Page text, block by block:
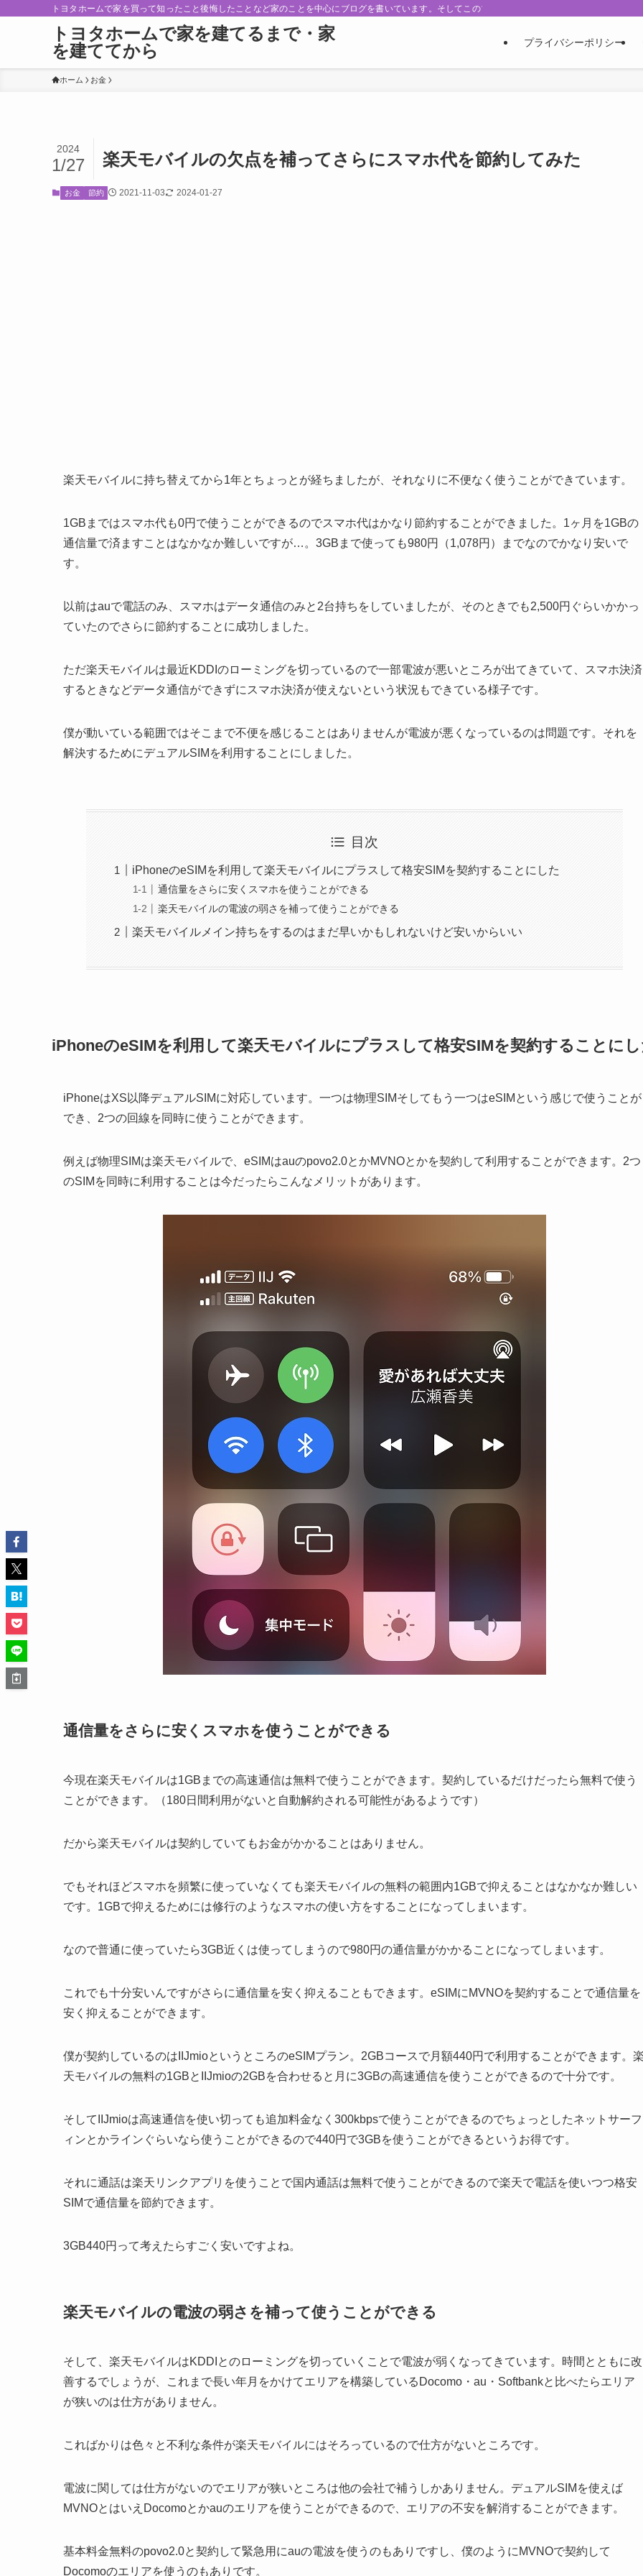
トヨタホームで家を買って知ったこと後悔したことなど家のことを中心にブログを書いています。そしてこのブログはアフェリエイトによる広告を掲
トヨタホームで家を建てるまで・家
を建ててから
プライバシーポリシー
ホーム お金
楽天モバイルの欠点を補ってさらにスマホ代を節約してみた
2024
1/27
お金 節約 2021-11-03 2024-01-27
楽天モバイルに持ち替えてから1年とちょっとが経ちましたが、それなりに不便なく使うことができています。
1GBまではスマホ代も0円で使うことができるのでスマホ代はかなり節約することができました。1ヶ月を1GBの
通信量で済ますことはなかなか難しいですが…。3GBまで使っても980円（1,078円）までなのでかなり安いで
す。
以前はauで電話のみ、スマホはデータ通信のみと2台持ちをしていましたが、そのときでも2,500円ぐらいかかっ
ていたのでさらに節約することに成功しました。
ただ楽天モバイルは最近KDDIのローミングを切っているので一部電波が悪いところが出てきていて、スマホ決済
するときなどデータ通信ができずにスマホ決済が使えないという状況もできている様子です。
僕が動いている範囲ではそこまで不便を感じることはありませんが電波が悪くなっているのは問題です。それを
解決するためにデュアルSIMを利用することにしました。
目次
iPhoneのeSIMを利用して楽天モバイルにプラスして格安SIMを契約することにした
通信量をさらに安くスマホを使うことができる
楽天モバイルの電波の弱さを補って使うことができる
楽天モバイルメイン持ちをするのはまだ早いかもしれないけど安いからいい
iPhoneのeSIMを利用して楽天モバイルにプラスして格安SIMを契約することに
iPhoneはXS以降デュアルSIMに対応しています。一つは物理SIMそしてもう一つはeSIMという感じで使うことが
でき、2つの回線を同時に使うことができます。
例えば物理SIMは楽天モバイルで、eSIMはauのpovo2.0とかMVNOとかを契約して利用することができます。2つ
のSIMを同時に利用することは今だったらこんなメリットがあります。
通信量をさらに安くスマホを使うことができる
今現在楽天モバイルは1GBまでの高速通信は無料で使うことができます。契約しているだけだったら無料で使う
ことができます。（180日間利用がないと自動解約される可能性があるようです）
だから楽天モバイルは契約していてもお金がかかることはありません。
でもそれほどスマホを頻繁に使っていなくても楽天モバイルの無料の範囲内1GBで抑えることはなかなか難しい
です。1GBで抑えるためには修行のようなスマホの使い方をすることになってしまいます。
なので普通に使っていたら3GB近くは使ってしまうので980円の通信量がかかることになってしまいます。
これでも十分安いんですがさらに通信量を安く抑えることもできます。eSIMにMVNOを契約することで通信量を
安く抑えることができます。
僕が契約しているのはIIJmioというところのeSIMプラン。2GBコースで月額440円で利用することができます。
天モバイルの無料の1GBとIIJmioの2GBを合わせると月に3GBの高速通信を使うことができるので十分です。
そしてIIJmioは高速通信を使い切っても追加料金なく300kbpsで使うことができるのでちょっとしたネットサーフ
ィンとかラインぐらいなら使うことができるので440円で3GBを使うことができるというお得です。
それに通話は楽天リンクアプリを使うことで国内通話は無料で使うことができるので楽天で電話を使いつつ格安
SIMで通信量を節約できます。
3GB440円って考えたらすごく安いですよね。
楽天モバイルの電波の弱さを補って使うことができる
そして、楽天モバイルはKDDIとのローミングを切っていくことで電波が弱くなってきています。時間とともに改
善するでしょうが、これまで長い年月をかけてエリアを構築しているDocomo・au・Softbankと比べたらエリア
が狭いのは仕方がありません。
こればかりは色々と不利な条件が楽天モバイルにはそろっているので仕方がないところです。
電波に関しては仕方がないのでエリアが狭いところは他の会社で補うしかありません。デュアルSIMを使えば
MVNOとはいえDocomoとかauのエリアを使うことができるので、エリアの不安を解消することができます。
基本料金無料のpovo2.0と契約して緊急用にauの電波を使うのもありですし、僕のようにMVNOで契約して
Docomoのエリアを使うのもありです。